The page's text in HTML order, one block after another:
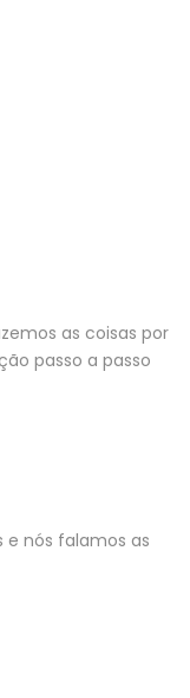
as coisas por
passo a passo
e nós falamos as